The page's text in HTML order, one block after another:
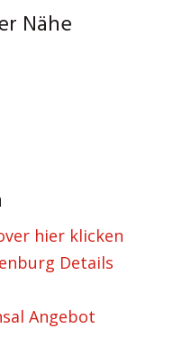
Nähe
hier klicken
Details
Angebot